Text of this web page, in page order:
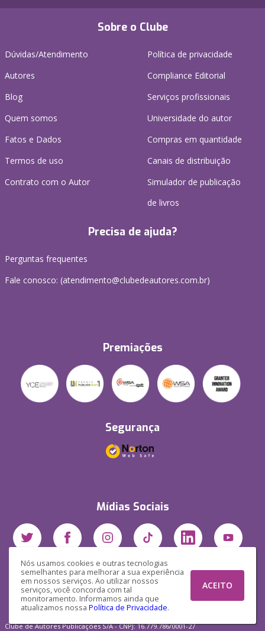
Nós usamos cookies e outras tecnologias
semelhantes para melhorar a sua experiência
em nossos serviços. Ao utilizar nossos
serviços, você concorda com tal
monitoramento. Informamos ainda que
atualizamos nossa Política de Privacidade.
ACEITO
Sobre o Clube
Dúvidas/Atendimento
Autores
Blog
Quem somos
Fatos e Dados
Termos de uso
Contrato com o Autor
Política de privacidade
Compliance Editorial
Serviços profissionais
Universidade do autor
Compras em quantidade
Canais de distribuição
Simulador de publicação
de livros
Precisa de ajuda?
Perguntas frequentes
Fale conosco: (atendimento@clubedeautores.com.br)
Premiações
Segurança
Mídias Sociais
Clube de Autores Publicações S/A - CNPJ: 16.779.786/0001-27